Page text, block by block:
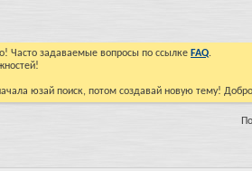
Часто задаваемые вопросы по ссылке FAQ.
юзай поиск, потом создавай новую тему!